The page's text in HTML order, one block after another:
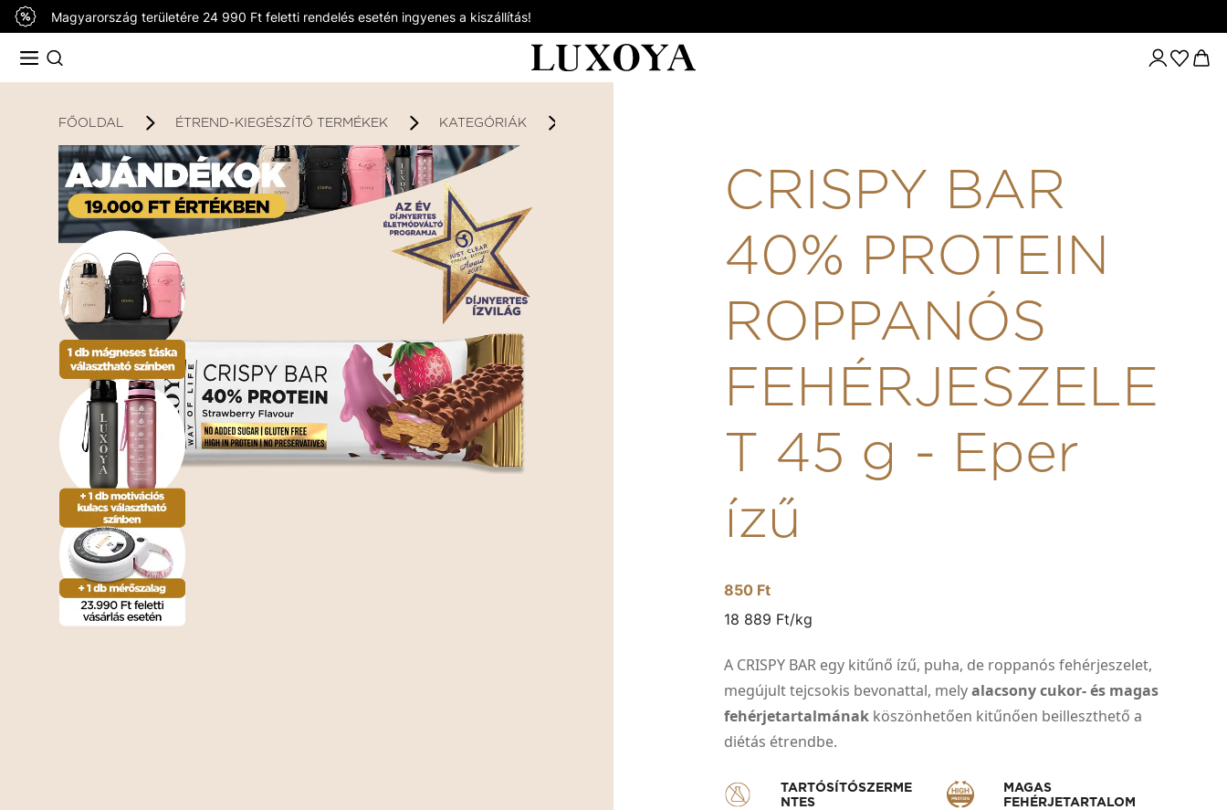
Magyarország területére 24 990 Ft feletti rendelés esetén ingyenes a kiszállítás!
FŐOLDAL ÉTREND-KIEGÉSZÍTŐ TERMÉKEK KATEGÓRIÁK
CRISPY BAR
40% PROTEIN
ROPPANÓS
FEHÉRJESZELE
T 45 g - Eper
ízű
850 Ft
18 889 Ft/kg
A CRISPY BAR egy kitűnő ízű, puha, de roppanós fehérjeszelet,
megújult tejcsokis bevonattal, melyalacsony cukor- és magas
fehérjetartalmának köszönhetően kitűnően beilleszthető a
diétás étrendbe.
TARTÓSÍTÓSZERME
NTES
MAGAS
FEHÉRJETARTALOM